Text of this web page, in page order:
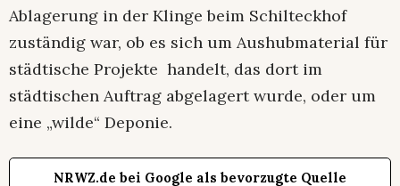
Ablagerung in der Klinge beim Schilteckhof
zuständig war, ob es sich um Aushubmaterial für
städtische Projekte handelt, das dort im
städtischen Auftrag abgelagert wurde, oder um
eine „wilde“ Deponie.
NRWZ.de bei Google als bevorzugte Quelle